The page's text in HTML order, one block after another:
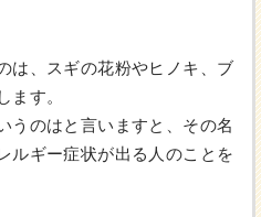
は、スギの花粉やヒノキ、ブ
ます。
うのはと言いますと、その名
ルギー症状が出る人のことを